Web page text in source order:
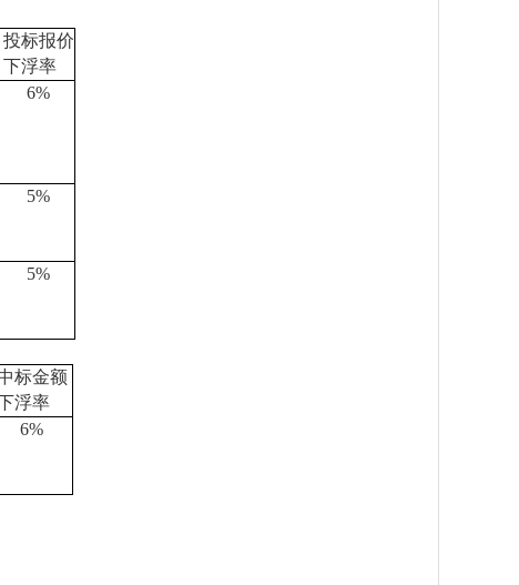
投标报价
下浮率
6%
5%
5%
标金额
浮率
6%